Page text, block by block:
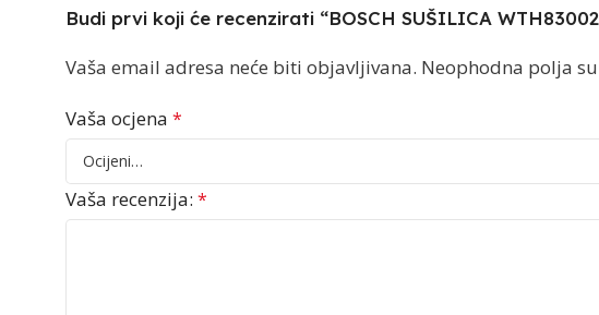
Budi prvi koji će recenzirati “BOSCH SUŠILICA
Vaša email adresa neće biti objavljivana. Neophodna polja
Vaša ocjena *
Vaša recenzija: *